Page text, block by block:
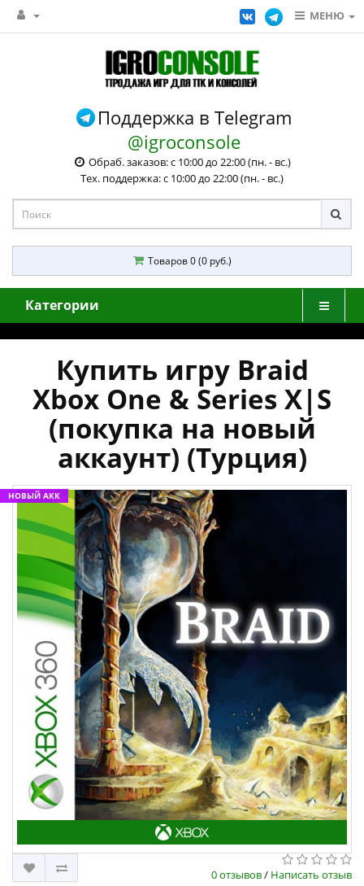
МЕНЮ
Поддержка в Telegram
@igroconsole
Обраб. заказов: с 10:00 до 22:00 (пн. - вс.)
Тех. поддержка: с 10:00 до 22:00 (пн. - вс.)
Товаров 0 (0 руб.)
Категории
Купить игру Braid
Xbox One & Series X|S
(покупка на новый
аккаунт) (Турция)
НОВЫЙ АКК
0 отзывов/ Написать отзыв